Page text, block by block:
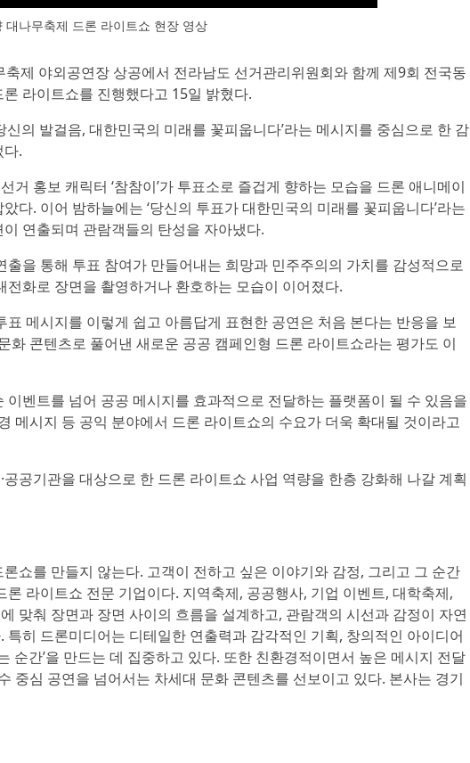
대나무축제 드론 라이트쇼 현장 영상
제 야외공연장 상공에서 전라남도 선거관리위원회와 함께 제9회 전국동
라이트쇼를 진행했다고 15일 밝혔다.
의 발걸음, 대한민국의 미래를 꽃피웁니다’라는 메시지를 중심으로 한 감
.
거 홍보 캐릭터 ‘참참이’가 투표소로 즐겁게 향하는 모습을 드론 애니메이
다. 이어 밤하늘에는 ‘당신의 투표가 대한민국의 미래를 꽃피웁니다’라는
연출되며 관람객들의 탄성을 자아냈다.
을 통해 투표 참여가 만들어내는 희망과 민주주의의 가치를 감성적으로
화로 장면을 촬영하거나 환호하는 모습이 이어졌다.
메시지를 이렇게 쉽고 아름답게 표현한 공연은 처음 본다는 반응을 보
화 콘텐츠로 풀어낸 새로운 공공 캠페인형 드론 라이트쇼라는 평가도 이
벤트를 넘어 공공 메시지를 효과적으로 전달하는 플랫폼이 될 수 있음을
메시지 등 공익 분야에서 드론 라이트쇼의 수요가 더욱 확대될 것이라고
공기관을 대상으로 한 드론 라이트쇼 사업 역량을 한층 강화해 나갈 계획
쇼를 만들지 않는다. 고객이 전하고 싶은 이야기와 감정, 그리고 그 순간
라이트쇼 전문 기업이다. 지역축제, 공공행사, 기업 이벤트, 대학축제,
맞춰 장면과 장면 사이의 흐름을 설계하고, 관람객의 시선과 감정이 자연
히 드론미디어는 디테일한 연출력과 감각적인 기획, 창의적인 아이디어
순간’을 만드는 데 집중하고 있다. 또한 친환경적이면서 높은 메시지 전달
중심 공연을 넘어서는 차세대 문화 콘텐츠를 선보이고 있다. 본사는 경기